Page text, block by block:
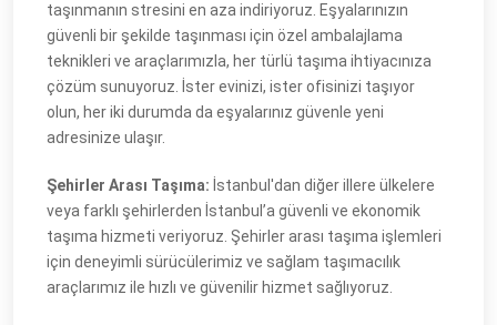
taşınmanın stresini en aza indiriyoruz. Eşyalarınızın
güvenli bir şekilde taşınması için özel ambalajlama
teknikleri ve araçlarımızla, her türlü taşıma ihtiyacınıza
çözüm sunuyoruz. İster evinizi, ister ofisinizi taşıyor
olun, her iki durumda da eşyalarınız güvenle yeni
adresinize ulaşır.
Şehirler Arası Taşıma: İstanbul'dan diğer illere ülkelere
veya farklı şehirlerden İstanbul’a güvenli ve ekonomik
taşıma hizmeti veriyoruz. Şehirler arası taşıma işlemleri
için deneyimli sürücülerimiz ve sağlam taşımacılık
araçlarımız ile hızlı ve güvenilir hizmet sağlıyoruz.